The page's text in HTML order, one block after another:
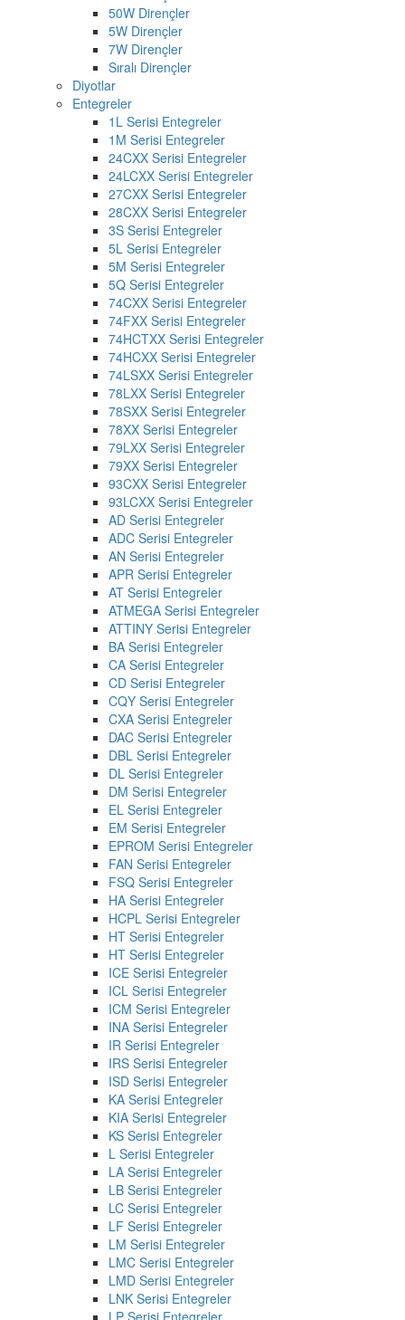
50W Dirençler
5W Dirençler
7W Dirençler
Sıralı Dirençler
Diyotlar
Entegreler
1L Serisi Entegreler
1M Serisi Entegreler
24CXX Serisi Entegreler
24LCXX Serisi Entegreler
27CXX Serisi Entegreler
28CXX Serisi Entegreler
3S Serisi Entegreler
5L Serisi Entegreler
5M Serisi Entegreler
5Q Serisi Entegreler
74CXX Serisi Entegreler
74FXX Serisi Entegreler
74HCTXX Serisi Entegreler
74HCXX Serisi Entegreler
74LSXX Serisi Entegreler
78LXX Serisi Entegreler
78SXX Serisi Entegreler
78XX Serisi Entegreler
79LXX Serisi Entegreler
79XX Serisi Entegreler
93CXX Serisi Entegreler
93LCXX Serisi Entegreler
AD Serisi Entegreler
ADC Serisi Entegreler
AN Serisi Entegreler
APR Serisi Entegreler
AT Serisi Entegreler
ATMEGA Serisi Entegreler
ATTINY Serisi Entegreler
BA Serisi Entegreler
CA Serisi Entegreler
CD Serisi Entegreler
CQY Serisi Entegreler
CXA Serisi Entegreler
DAC Serisi Entegreler
DBL Serisi Entegreler
DL Serisi Entegreler
DM Serisi Entegreler
EL Serisi Entegreler
EM Serisi Entegreler
EPROM Serisi Entegreler
FAN Serisi Entegreler
FSQ Serisi Entegreler
HA Serisi Entegreler
HCPL Serisi Entegreler
HT Serisi Entegreler
HT Serisi Entegreler
ICE Serisi Entegreler
ICL Serisi Entegreler
ICM Serisi Entegreler
INA Serisi Entegreler
IR Serisi Entegreler
IRS Serisi Entegreler
ISD Serisi Entegreler
KA Serisi Entegreler
KIA Serisi Entegreler
KS Serisi Entegreler
L Serisi Entegreler
LA Serisi Entegreler
LB Serisi Entegreler
LC Serisi Entegreler
LF Serisi Entegreler
LM Serisi Entegreler
LMC Serisi Entegreler
LMD Serisi Entegreler
LNK Serisi Entegreler